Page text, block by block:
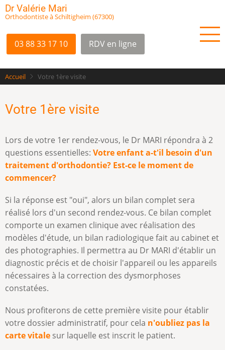
Aller
au
contenu
principal
Dr Valérie Mari
Orthodontiste à Schiltigheim (67300)
03 88 33 17 10 RDV en ligne
Accueil Votre 1ère visite
Votre 1ère visite
Lors de votre 1er rendez-vous, le Dr MARI répondra à 2
questions essentielles: Votre enfant a-t'il besoin d'un
traitement d'orthodontie? Est-ce le moment de
commencer?
Si la réponse est "oui", alors un bilan complet sera
réalisé lors d'un second rendez-vous. Ce bilan complet
comporte un examen clinique avec réalisation des
modèles d'étude, un bilan radiologique fait au cabinet et
des photographies. Il permettra au Dr MARI d'établir un
diagnostic précis et de choisir l'appareil ou les appareils
nécessaires à la correction des dysmorphoses
constatées.
Nous profiterons de cette première visite pour établir
votre dossier administratif, pour cela n'oubliez pas la
carte vitale sur laquelle est inscrit le patient.